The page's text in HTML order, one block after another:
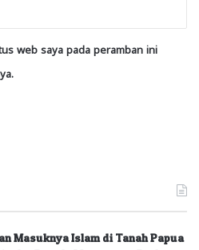
web saya pada peramban ini
Masuknya Islam di Tanah Papua